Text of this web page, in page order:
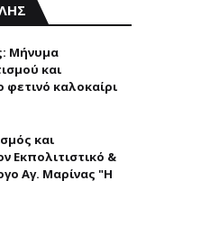
Mήνυμα
και
φετινό καλοκαίρι
και
Εκπολιτιστικό &
Αγ. Μαρίνας "Η